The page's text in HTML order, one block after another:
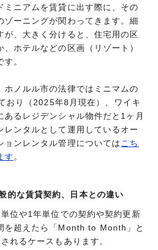
ミニアムを賃貸に出す際に、その
ゾーニングが関わってきます。細
が、大きく分けると、住宅用の区
ホテルなどの区画（リゾート）
。
ホノルル市の法律ではミニマムの
おり（2025年8月現在）、ワイキ
あるレジデンシャル物件だと1ヶ月
レンタルとして運用しているオー
ョンレンタル管理については こち
す 。
的な賃貸契約、日本との違い
位や1年単位での契約や契約更新
を超えたら「Month to Month」と
れるケースもあります。